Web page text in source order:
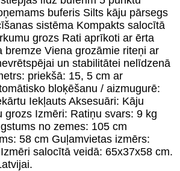
buferis Silts kāju pārsegs
sistēma Kompakts salocītā
grozs Rati aprīkoti ar ērta
bremze Viena grozāmie riteņi ar
un stabilitātei nelīdzenā
priekšā: 15, 5 cm ar
bloķēšanu / aizmugurē:
Iekļauts Aksesuāri: Kāju
grozs Izmēri: Ratiņu svars: 9 kg
no zemes: 105 cm
58 cm Guļamvietas izmērs:
salocītā veidā: 65x37x58 cm.